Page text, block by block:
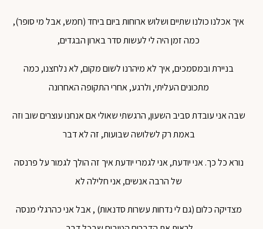
איך אכלנו כולנו שתיים ושלוש ארוחות ביום ביחד (חמש, אבל מי סופר),
כמה זמן היה לי לעשות סדר בארון הבגדים,
בניירת ובמסמכים, איך לא מיהרנו לשום מקום, לא נלחצנו, כמה
מתכונים העליתי, ולרגע, אחרי התקופה האחרונה
שבה אני עובדת סביב השעון, הרגשתי שאולי אם אנחנו עוצרים שוב וזה
באמת רק לשלושה שבועות, זה לא דבר
נורא כל כך. אני יודעת, אני לגמרי יודעת איך זה הולך לגמור על פרנסה
של הרבה אנשים, אני חלילה לא
מצדיקה כלום (גם לי נדחות עשרות סדנאות) , אבל אני כהרגלי מנסה